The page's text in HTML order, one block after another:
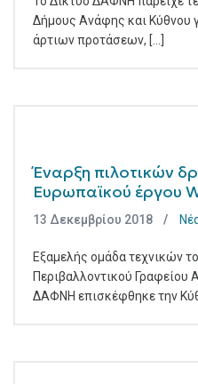
Δήμους Ανάφης και Κύθνου
άρτιων προτάσεων, [...]
Έναρξη πιλοτικών
Ευρωπαϊκού έργου
13 Δεκεμβρίου 2018
Εξαμελής ομάδα τεχνικών
Περιβαλλοντικού Γραφείου
ΔΑΦΝΗ επισκέφθηκε την